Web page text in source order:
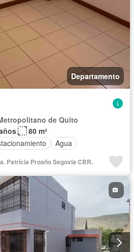
Departamento
de Quito
80 m²
Agua
Patrícia Proaño Segovia CBR.